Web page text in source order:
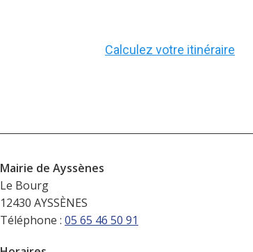
Calculez votre itinéraire
Mairie de Ayssènes
Le Bourg
12430 AYSSÈNES
Téléphone : 05 65 46 50 91